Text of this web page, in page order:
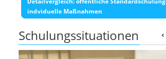
indviduelle Maßnahmen
Schulungssituationen